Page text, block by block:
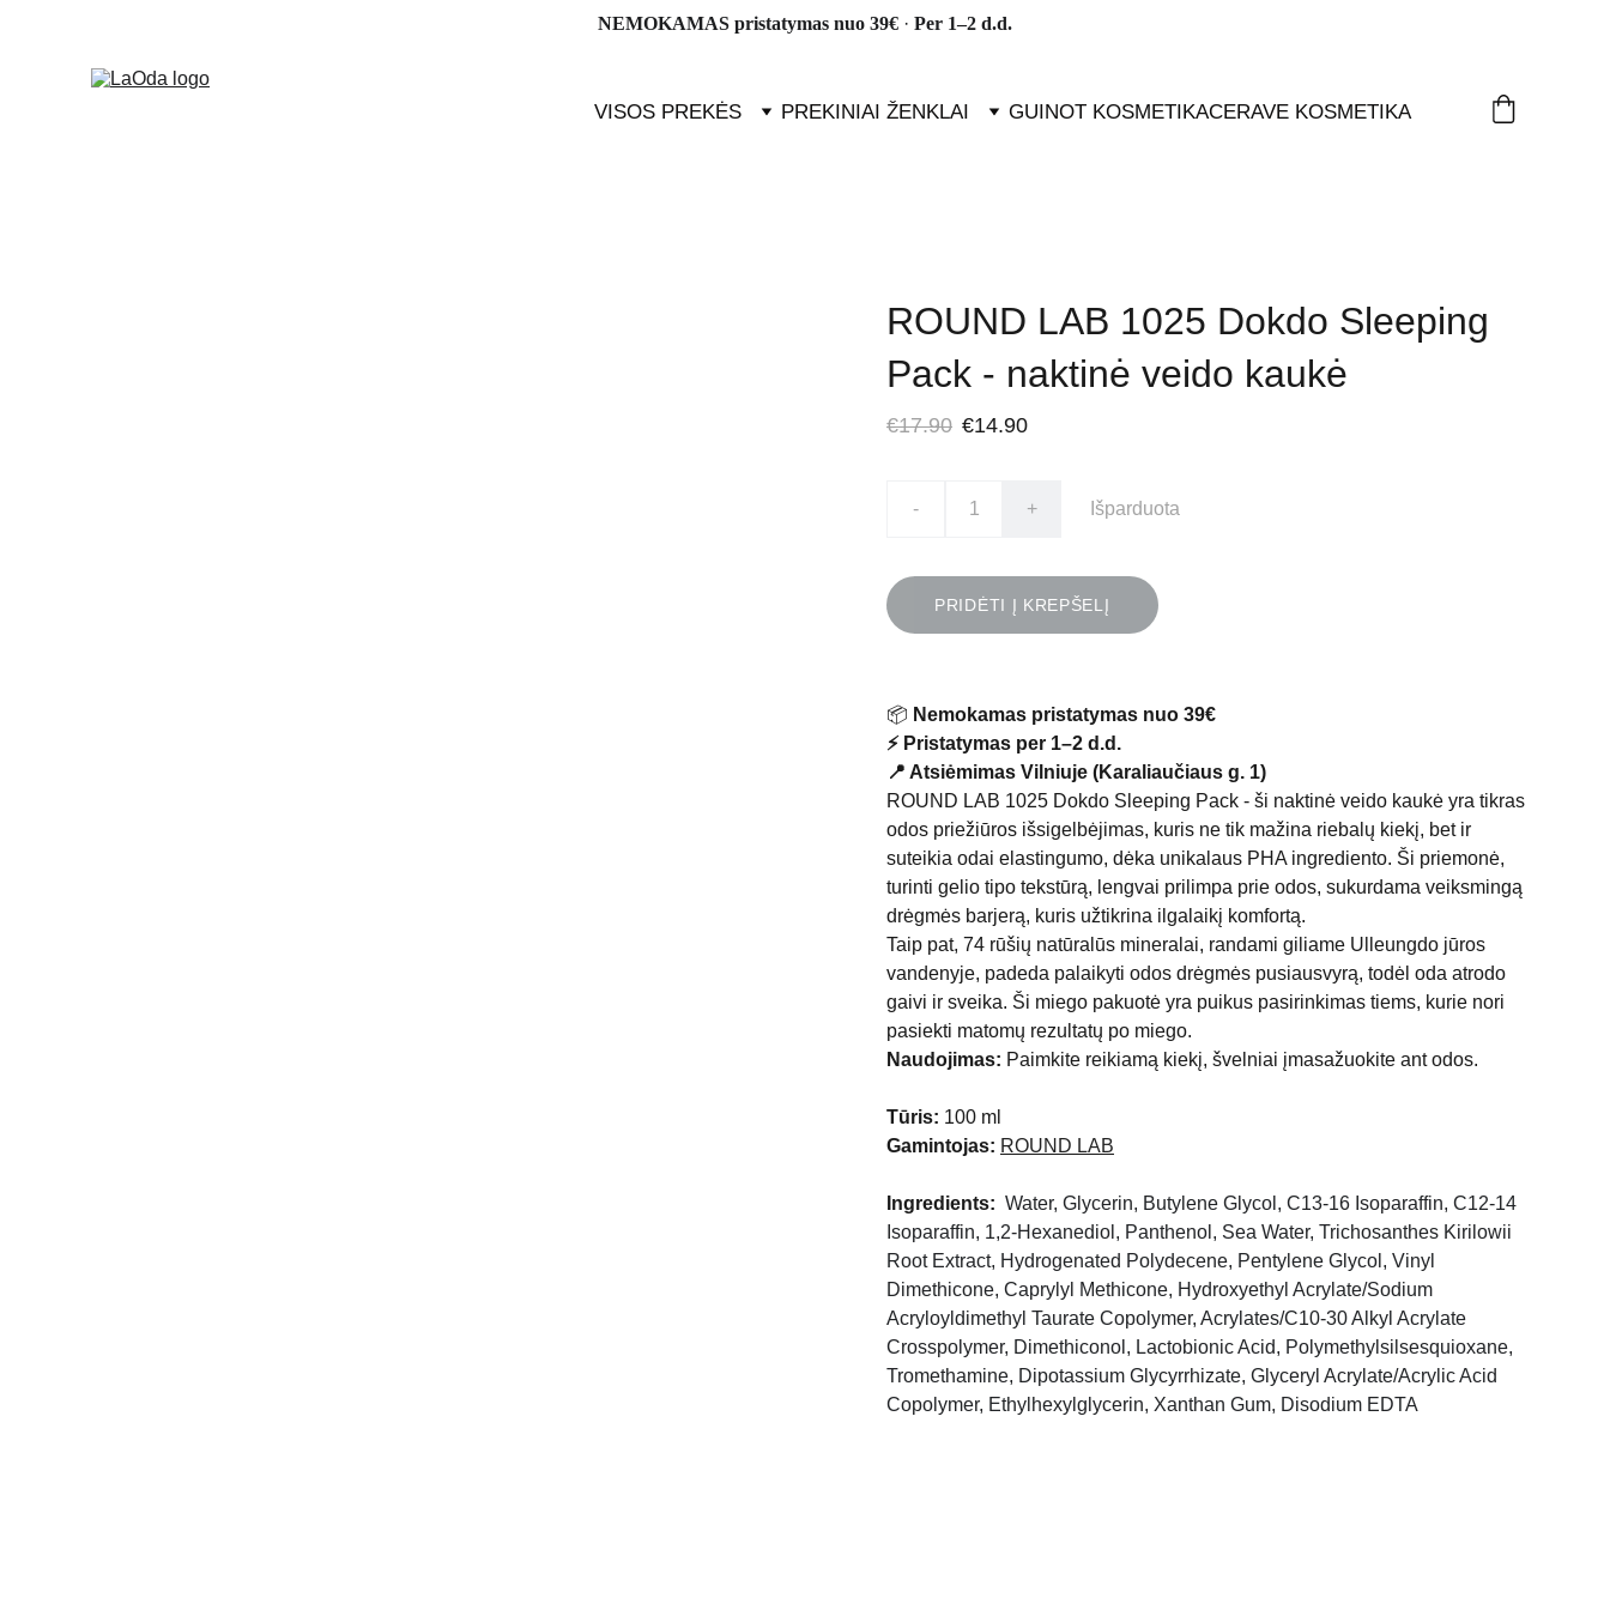
NEMOKAMAS pristatymas nuo 39€ · Per 1–2 d.d.
VISOS PREKĖS PREKINIAI ŽENKLAI GUINOT KOSMETIKACERAVE KOSMETIKA
ROUND LAB 1025 Dokdo Sleeping
Pack - naktinė veido kaukė
€17.90 €14.90
- + Išparduota
PRIDĖTI Į KREPŠELĮ
📦 Nemokamas pristatymas nuo 39€
⚡ Pristatymas per 1–2 d.d.
📍 Atsiėmimas Vilniuje (Karaliaučiaus g. 1)
ROUND LAB 1025 Dokdo Sleeping Pack - ši naktinė veido kaukė yra tikras
odos priežiūros išsigelbėjimas, kuris ne tik mažina riebalų kiekį, bet ir
suteikia odai elastingumo, dėka unikalaus PHA ingrediento. Ši priemonė,
turinti gelio tipo tekstūrą, lengvai prilimpa prie odos, sukurdama veiksmingą
drėgmės barjerą, kuris užtikrina ilgalaikį komfortą.
Taip pat, 74 rūšių natūralūs mineralai, randami giliame Ulleungdo jūros
vandenyje, padeda palaikyti odos drėgmės pusiausvyrą, todėl oda atrodo
gaivi ir sveika. Ši miego pakuotė yra puikus pasirinkimas tiems, kurie nori
pasiekti matomų rezultatų po miego.
Naudojimas: Paimkite reikiamą kiekį, švelniai įmasažuokite ant odos.
Tūris: 100 ml
Gamintojas: ROUND LAB
Ingredients: Water, Glycerin, Butylene Glycol, C13-16 Isoparaffin, C12-14
Isoparaffin, 1,2-Hexanediol, Panthenol, Sea Water, Trichosanthes Kirilowii
Root Extract, Hydrogenated Polydecene, Pentylene Glycol, Vinyl
Dimethicone, Caprylyl Methicone, Hydroxyethyl Acrylate/Sodium
Acryloyldimethyl Taurate Copolymer, Acrylates/C10-30 Alkyl Acrylate
Crosspolymer, Dimethiconol, Lactobionic Acid, Polymethylsilsesquioxane,
Tromethamine, Dipotassium Glycyrrhizate, Glyceryl Acrylate/Acrylic Acid
Copolymer, Ethylhexylglycerin, Xanthan Gum, Disodium EDTA